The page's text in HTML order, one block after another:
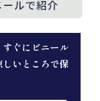
ぐにビニール
いところで保